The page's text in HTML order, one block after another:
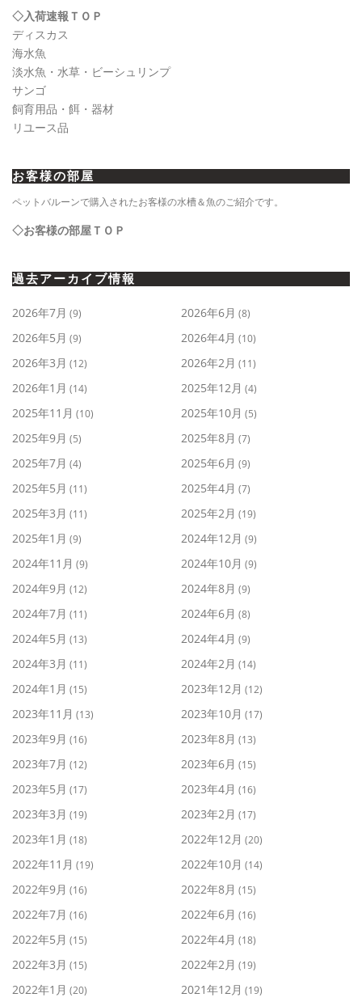
◇入荷速報ＴＯＰ
ディスカス
海水魚
淡水魚・水草・ビーシュリンプ
サンゴ
飼育用品・餌・器材
リユース品
お客様の部屋
ペットバルーンで購入されたお客様の水槽＆魚のご紹介です。
◇お客様の部屋ＴＯＰ
過去アーカイブ情報
2026年7月 (9) 2026年6月 (8)
2026年5月 (9) 2026年4月 (10)
2026年3月 (12) 2026年2月 (11)
2026年1月 (14) 2025年12月 (4)
2025年11月 (10) 2025年10月 (5)
2025年9月 (5) 2025年8月 (7)
2025年7月 (4) 2025年6月 (9)
2025年5月 (11) 2025年4月 (7)
2025年3月 (11) 2025年2月 (19)
2025年1月 (9) 2024年12月 (9)
2024年11月 (9) 2024年10月 (9)
2024年9月 (12) 2024年8月 (9)
2024年7月 (11) 2024年6月 (8)
2024年5月 (13) 2024年4月 (9)
2024年3月 (11) 2024年2月 (14)
2024年1月 (15) 2023年12月 (12)
2023年11月 (13) 2023年10月 (17)
2023年9月 (16) 2023年8月 (13)
2023年7月 (12) 2023年6月 (15)
2023年5月 (17) 2023年4月 (16)
2023年3月 (19) 2023年2月 (17)
2023年1月 (18) 2022年12月 (20)
2022年11月 (19) 2022年10月 (14)
2022年9月 (16) 2022年8月 (15)
2022年7月 (16) 2022年6月 (16)
2022年5月 (15) 2022年4月 (18)
2022年3月 (15) 2022年2月 (19)
2022年1月 (20) 2021年12月 (19)